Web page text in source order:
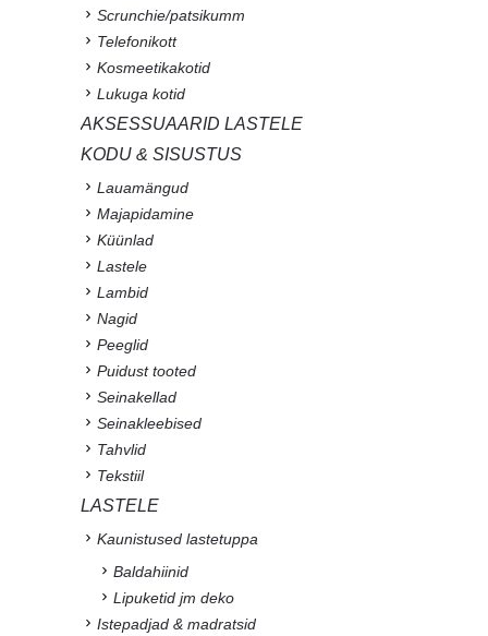
Scrunchie/patsikumm
Telefonikott
Kosmeetikakotid
Lukuga kotid
AKSESSUAARID LASTELE
KODU & SISUSTUS
Lauamängud
Majapidamine
Küünlad
Lastele
Lambid
Nagid
Peeglid
Puidust tooted
Seinakellad
Seinakleebised
Tahvlid
Tekstiil
LASTELE
Kaunistused lastetuppa
Baldahiinid
Lipuketid jm deko
Istepadjad & madratsid